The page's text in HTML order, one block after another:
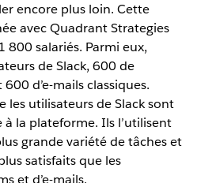
encore plus loin. Cette
avec Quadrant Strategies
800 salariés. Parmi eux,
de Slack, 600 de
d’e-mails classiques.
les utilisateurs de Slack sont
à la plateforme. Ils l’utilisent
grande variété de tâches et
satisfaits que les
et d’e-mails.